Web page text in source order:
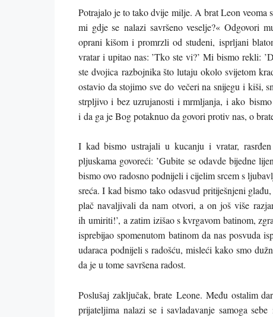
Potrajalo je to tako dvije milje. A brat Leon veoma
mi gdje se nalazi savršeno veselje?« Odgovori
oprani kišom i promrzli od studeni, isprljani
vratar i upitao nas: ’Tko ste vi?’ Mi bismo rekli:
ste dvojica razbojnika što lutaju okolo svijetom
ostavio da stojimo sve do večeri na snijegu i kiši,
strpljivo i bez uzrujanosti i mrmljanja, i ako
i da ga je Bog potaknuo da govori protiv nas, o
I kad bismo ustrajali u kucanju i vratar,
pljuskama govoreći: ’Gubite se odavde bijedne
bismo ovo radosno podnijeli i cijelim srcem s
sreća. I kad bismo tako odasvud pritiješnjeni
plač navaljivali da nam otvori, a on još više
ih umiriti!’, a zatim izišao s kvrgavom batinom,
isprebijao spomenutom batinom da nas posvuda
udaraca podnijeli s radošću, misleći kako smo
da je u tome savršena radost.
Poslušaj zaključak, brate Leone. Među ostalim
prijateljima nalazi se i savladavanje samoga